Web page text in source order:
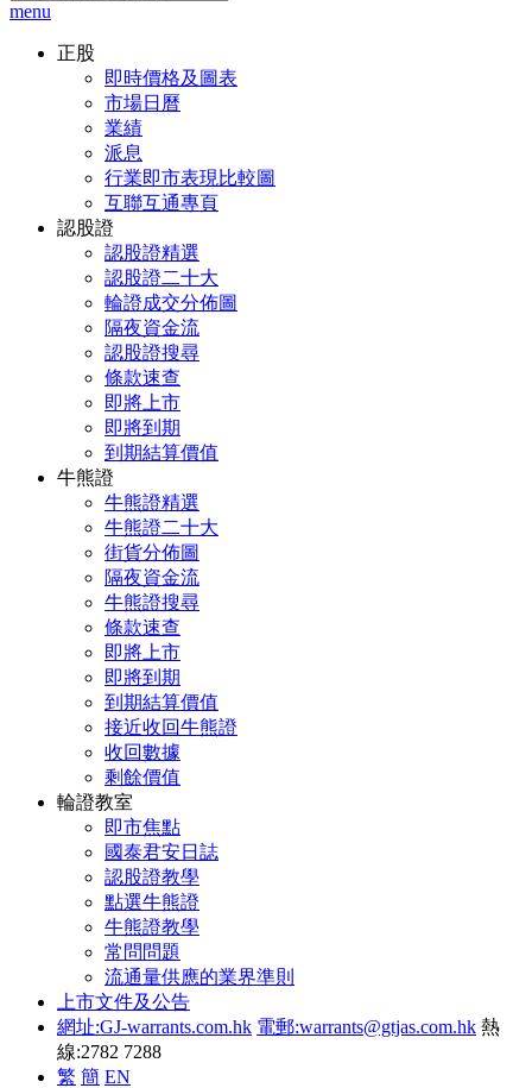
menu
正股
即時價格及圖表
市場日曆
業績
派息
行業即市表現比較圖
互聯互通專頁
認股證
認股證精選
認股證二十大
輪證成交分佈圖
隔夜資金流
認股證搜尋
條款速查
即將上市
即將到期
到期結算價值
牛熊證
牛熊證精選
牛熊證二十大
街貨分佈圖
隔夜資金流
牛熊證搜尋
條款速查
即將上市
即將到期
到期結算價值
接近收回牛熊證
收回數據
剩餘價值
輪證教室
即市焦點
國泰君安日誌
認股證教學
點選牛熊證
牛熊證教學
常問問題
流通量供應的業界準則
上市文件及公告
網址:GJ-warrants.com.hk 電郵:warrants@gtjas.com.hk 熱
線:2782 7288
繁 簡 EN